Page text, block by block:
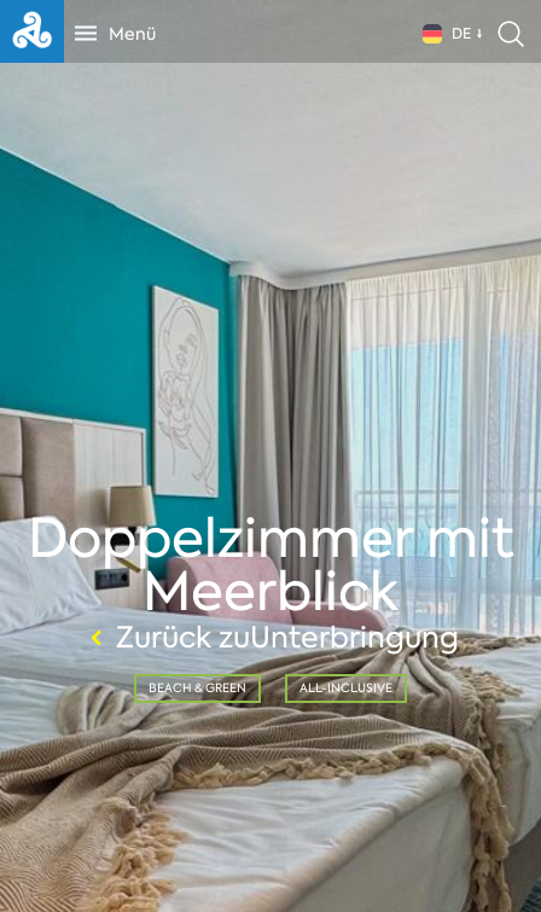
Menü DE
Doppelzimmer mit
Meerblick
Zurück zuUnterbringung
BEACH & GREEN ALL-INCLUSIVE